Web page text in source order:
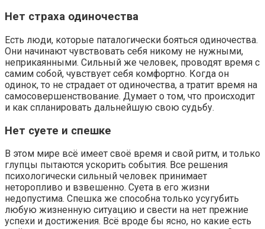
Нет страха одиночества
Есть люди, которые паталогически бояться одиночества.
Они начинают чувствовать себя никому не нужными,
неприкаянными. Сильный же человек, проводят время с
самим собой, чувствует себя комфортно. Когда он
одинок, то не страдает от одиночества, а тратит время на
самосовершенствование. Думает о том, что происходит
и как спланировать дальнейшую свою судьбу.
Нет суете и спешке
В этом мире всё имеет своё время и свой ритм, и только
глупцы пытаются ускорить события. Все решения
психологически сильный человек принимает
неторопливо и взвешенно. Суета в его жизни
недопустима. Спешка же способна только усугубить
любую жизненную ситуацию и свести на нет прежние
успехи и достижения. Всё вроде бы ясно, но какие есть